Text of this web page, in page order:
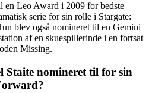
en Leo Award i 2009 for bedste
serie for sin rolle i Stargate:
blev også nomineret til en Gemini
af en skuespillerinde i en fortsat
Missing.
Staite nomineret til for sin